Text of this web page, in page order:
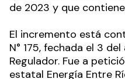
de 2023 y que
El incremento está
N° 175, fechada el 3
Regulador. Fue a
estatal Energía Entre